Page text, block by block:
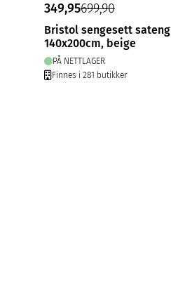
349,95699,90
Bristol sengesett sateng
140x200cm, beige
PÅ NETTLAGER
Finnes i 281 butikker